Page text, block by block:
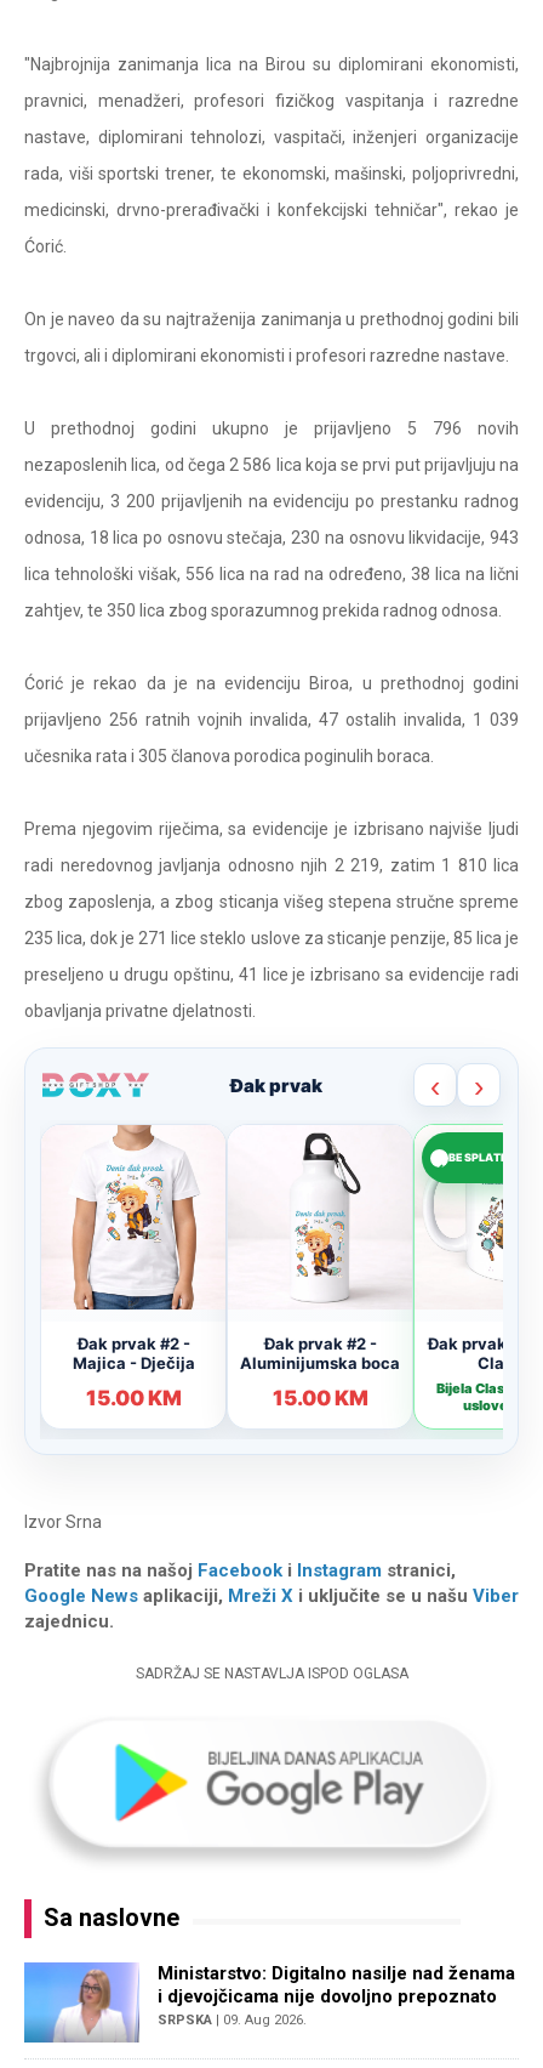
"Najbrojnija zanimanja lica na Birou su diplomirani ekonomisti,
pravnici, menadžeri, profesori fizičkog vaspitanja i razredne
nastave, diplomirani tehnolozi, vaspitači, inženjeri organizacije
rada, viši sportski trener, te ekonomski, mašinski, poljoprivredni,
medicinski, drvno-prerađivački i konfekcijski tehničar", rekao je
Ćorić.
On je naveo da su najtraženija zanimanja u prethodnoj godini bili
trgovci, ali i diplomirani ekonomisti i profesori razredne nastave.
U prethodnoj godini ukupno je prijavljeno 5 796 novih
nezaposlenih lica, od čega 2 586 lica koja se prvi put prijavljuju na
evidenciju, 3 200 prijavljenih na evidenciju po prestanku radnog
odnosa, 18 lica po osnovu stečaja, 230 na osnovu likvidacije, 943
lica tehnološki višak, 556 lica na rad na određeno, 38 lica na lični
zahtjev, te 350 lica zbog sporazumnog prekida radnog odnosa.
Ćorić je rekao da je na evidenciju Biroa, u prethodnoj godini
prijavljeno 256 ratnih vojnih invalida, 47 ostalih invalida, 1 039
učesnika rata i 305 članova porodica poginulih boraca.
Prema njegovim riječima, sa evidencije je izbrisano najviše ljudi
radi neredovnog javljanja odnosno njih 2 219, zatim 1 810 lica
zbog zaposlenja, a zbog sticanja višeg stepena stručne spreme
235 lica, dok je 271 lice steklo uslove za sticanje penzije, 85 lica je
preseljeno u drugu opštinu, 41 lice je izbrisano sa evidencije radi
obavljanja privatne djelatnosti.
IzvorSrna
Pratite nas na našoj Facebook i Instagram stranici,
Google News aplikaciji, Mreži X i uključite se u našu Viber
zajednicu.
SADRŽAJ SE NASTAVLJA ISPOD OGLASA
Sa naslovne
Ministarstvo: Digitalno nasilje nad ženama
i djevojčicama nije dovoljno prepoznato
SRPSKA | 09. Aug 2026.